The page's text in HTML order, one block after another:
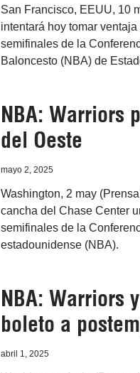
San Francisco, EEUU, 10
intentará hoy tomar
semifinales de la
Baloncesto (NBA) de
NBA: Warriors
del Oeste
mayo 2, 2025
Washington, 2 may
cancha del Chase Center
semifinales de la
estadounidense (NBA).
NBA: Warriors
boleto a
abril 1, 2025